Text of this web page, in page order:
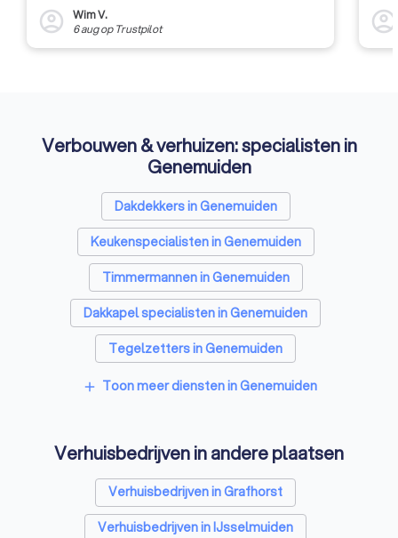
account_circle
Wim V.
6 augop Trustpilot account_circle
Verbouwen & verhuizen: specialisten in
Genemuiden
Dakdekkers in Genemuiden
Keukenspecialisten in Genemuiden
Timmermannen in Genemuiden
Dakkapel specialisten in Genemuiden
Tegelzetters in Genemuiden
Sloopbedrijven in Genemuiden
Opslagruimtes in Genemuiden
Metselaars in Genemuiden
add Toon meer diensten in Genemuiden
Verhuisbedrijven in andere plaatsen
Verhuisbedrijven in Grafhorst
Verhuisbedrijven in IJsselmuiden